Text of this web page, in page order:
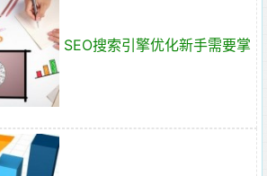
SEO搜索引擎优化新手需要掌